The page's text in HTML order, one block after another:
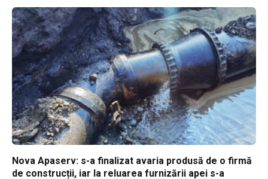
Nova Apaserv: s-a finalizat avaria produsă de o firmă
de construcții, iar la reluarea furnizării apei s-a